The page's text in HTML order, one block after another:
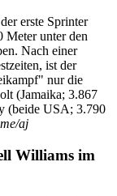
erste Sprinter
Meter unter den
Nach einer
ist der
nur die
(Jamaika; 3.867
(beide USA; 3.790
aj
Williams im